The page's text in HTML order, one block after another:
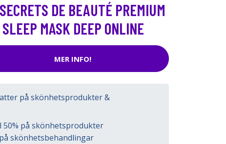
DE BEAUTÉ PREMIUM
MASK DEEP ONLINE
MER INFO!
på skönhetsprodukter &
50% på skönhetsprodukter
skönhetsbehandlingar